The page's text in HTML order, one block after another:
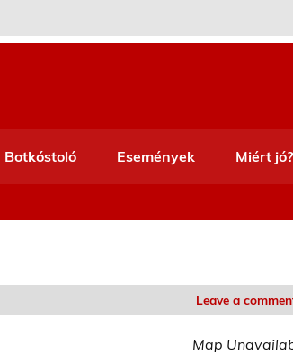
Botkóstoló Események Miért jó?
Leave a
Map